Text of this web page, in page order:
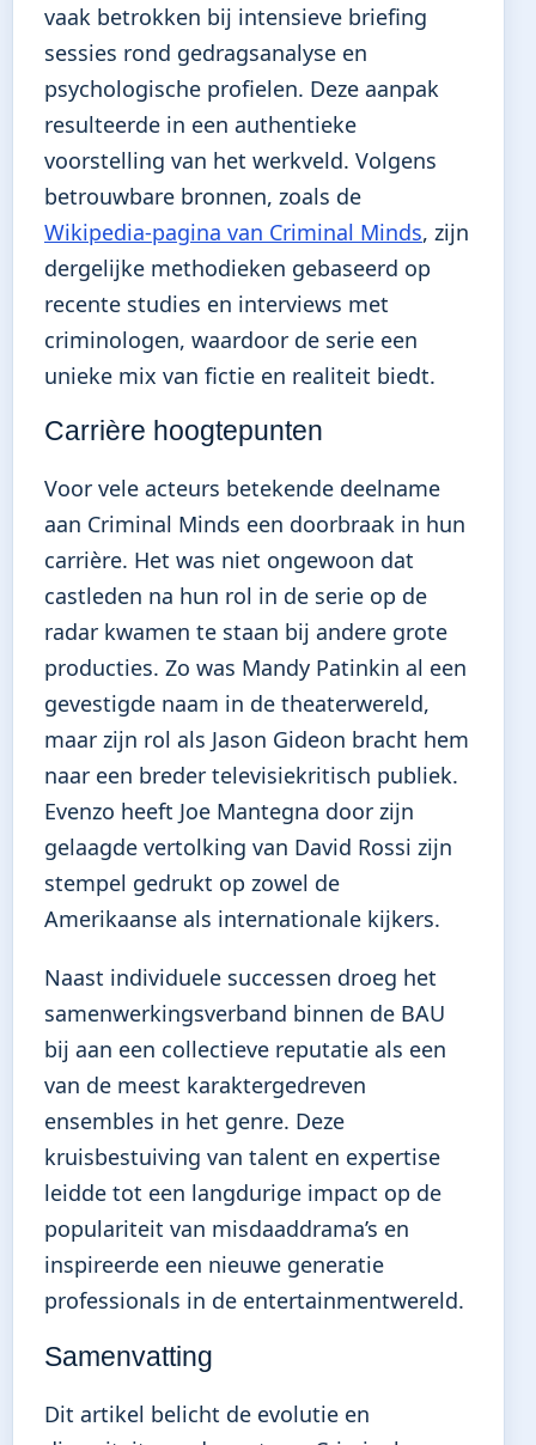
vaak betrokken bij intensieve briefing
sessies rond gedragsanalyse en
psychologische profielen. Deze aanpak
resulteerde in een authentieke
voorstelling van het werkveld. Volgens
betrouwbare bronnen, zoals de
Wikipedia-pagina van Criminal Minds, zijn
dergelijke methodieken gebaseerd op
recente studies en interviews met
criminologen, waardoor de serie een
unieke mix van fictie en realiteit biedt.
Carrière hoogtepunten
Voor vele acteurs betekende deelname
aan Criminal Minds een doorbraak in hun
carrière. Het was niet ongewoon dat
castleden na hun rol in de serie op de
radar kwamen te staan bij andere grote
producties. Zo was Mandy Patinkin al een
gevestigde naam in de theaterwereld,
maar zijn rol als Jason Gideon bracht hem
naar een breder televisiekritisch publiek.
Evenzo heeft Joe Mantegna door zijn
gelaagde vertolking van David Rossi zijn
stempel gedrukt op zowel de
Amerikaanse als internationale kijkers.
Naast individuele successen droeg het
samenwerkingsverband binnen de BAU
bij aan een collectieve reputatie als een
van de meest karaktergedreven
ensembles in het genre. Deze
kruisbestuiving van talent en expertise
leidde tot een langdurige impact op de
populariteit van misdaaddrama’s en
inspireerde een nieuwe generatie
professionals in de entertainmentwereld.
Samenvatting
Dit artikel belicht de evolutie en